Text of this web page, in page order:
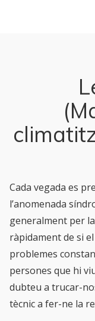
Cada vegada es
l’anomenada
generalment per
ràpidament de si
problemes
persones que hi
dubteu a trucar-
tècnic a fer-ne la